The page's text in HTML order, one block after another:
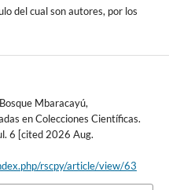
del cual son autores, por los
Mbaracayú,
en Colecciones Científicas.
6 [cited 2026 Aug.
rscpy/article/view/63